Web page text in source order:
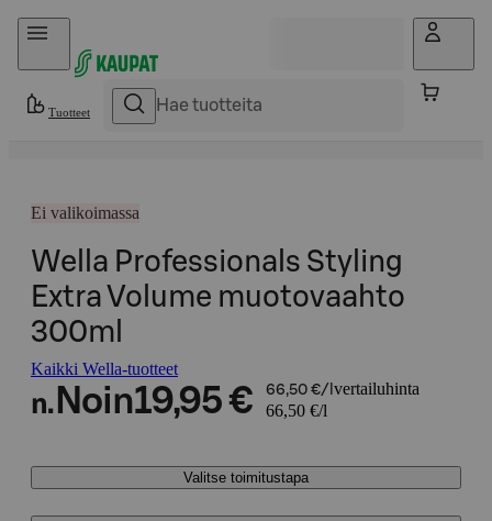
Hyppää sisältöön
Tuotteet
Ei valikoimassa
Wella Professionals Styling
Extra Volume muotovaahto
300ml
Kaikki Wella-tuotteet
n. Noin19,95 € 66,50 €/l vertailuhinta
66,50 €/l
Valitse toimitustapa